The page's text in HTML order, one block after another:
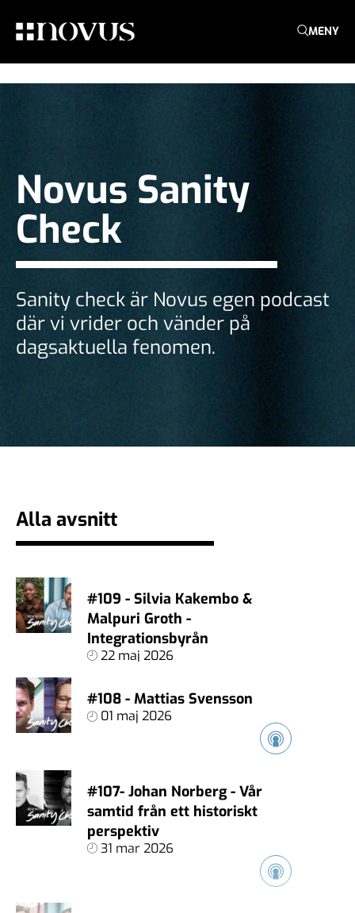
MENY
Novus Sanity
Check
Sanity check är Novus egen podcast
där vi vrider och vänder på
dagsaktuella fenomen.
Alla avsnitt
#109 - Silvia Kakembo &
Malpuri Groth -
Integrationsbyrån
22 maj 2026
#108 - Mattias Svensson
01 maj 2026
#107- Johan Norberg - Vår
samtid från ett historiskt
perspektiv
31 mar 2026